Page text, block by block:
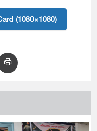
(1080×1080)